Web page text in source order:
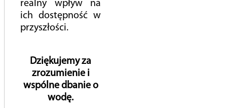
rozbudowy Oczyszczalni Ścieków w Wólce Kozodawskiej
wraz w pełnieniem nadzoru autorskiego
Opracowanie projektów przebudowy sieci wodociągowej
ul. Julianowskiej, Zgody i Królewskie Lipy w Piasecznie
Opracowanie projektu budowlanego i wykonawczego
wraz z pełnieniem nadzoru autorskiego podczas
realny wpływ na
ich dostępność w
przyszłości.
Dziękujemy za
zrozumienie i
wspólne dbanie o
wodę.